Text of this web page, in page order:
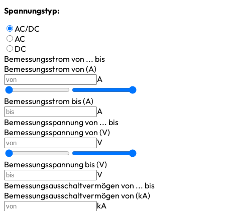
Spannungstyp:
AC/DC
AC
DC
Bemessungsstrom von ... bis
Bemessungsstrom von (A)
A
Bemessungsstrom bis (A)
A
Bemessungsspannungvon ... bis
Bemessungsspannung von (V)
V
Bemessungsspannung bis (V)
V
Bemessungsausschaltvermögen von ... bis
Bemessungsausschaltvermögen von (kA)
kA